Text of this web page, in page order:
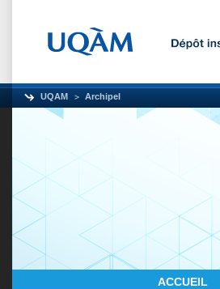
UQAM Archipel
ACCUEIL